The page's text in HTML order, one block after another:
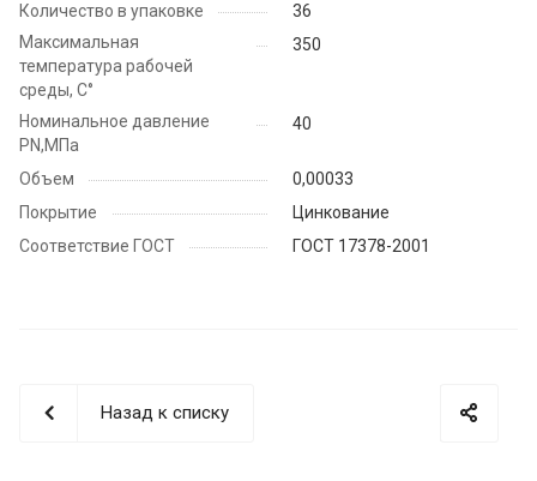
Количество в упаковке
36
Максимальная
температура рабочей
среды, С°
350
Номинальное давление
PN,МПа
40
Объем
0,00033
Покрытие
Цинкование
Соответствие ГОСТ
ГОСТ 17378-2001
Назад к списку